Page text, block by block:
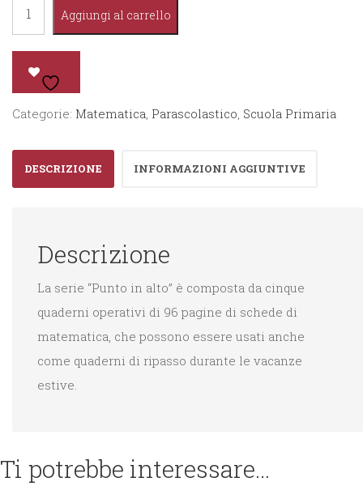
alto
Matematica
quantità
Aggiungi al carrello
Categorie: Matematica Parascolastico Scuola Primaria
DESCRIZIONE INFORMAZIONI AGGIUNTIVE
Descrizione
La serie “Punto in alto” è composta da cinque
quaderni operativi di 96 pagine di schede di
matematica, che possono essere usati anche
come quaderni di ripasso durante le vacanze
estive.
Ti potrebbe interessare…